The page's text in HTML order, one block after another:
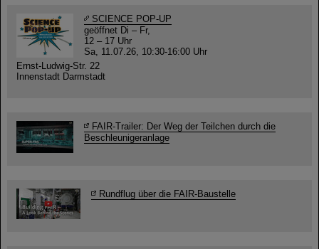
SCIENCE POP-UP
geöffnet Di – Fr,
12 – 17 Uhr
Sa, 11.07.26, 10:30-16:00 Uhr
Ernst-Ludwig-Str. 22
Innenstadt Darmstadt
FAIR-Trailer: Der Weg der Teilchen durch die
Beschleunigeranlage
Rundflug über die FAIR-Baustelle